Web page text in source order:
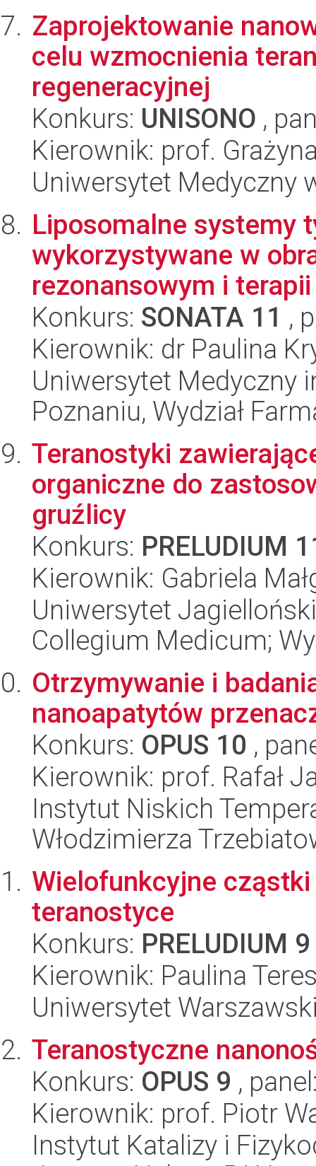
Zaprojektowanie
celu wzmocnienia
regeneracyjnej
Konkurs: UNISONO ,
Kierownik: prof.
Uniwersytet Medyczny
Liposomalne systemy
wykorzystywane w
rezonansowym i
Konkurs: SONATA 11 ,
Kierownik: dr Paulina
Uniwersytet Medyczny
Poznaniu, Wydział
Teranostyki
organiczne do
gruźlicy
Konkurs: PRELUDIUM
Kierownik: Gabriela
Uniwersytet
Collegium Medicum;
Otrzymywanie i
nanoapatytów
Konkurs: OPUS 10 ,
Kierownik: prof. Rafał
Instytut Niskich
Włodzimierza
Wielofunkcyjne
teranostyce
Konkurs: PRELUDIUM 9
Kierownik: Paulina
Uniwersytet
Teranostyczne
Konkurs: OPUS 9 ,
Kierownik: prof. Piotr
Instytut Katalizy i